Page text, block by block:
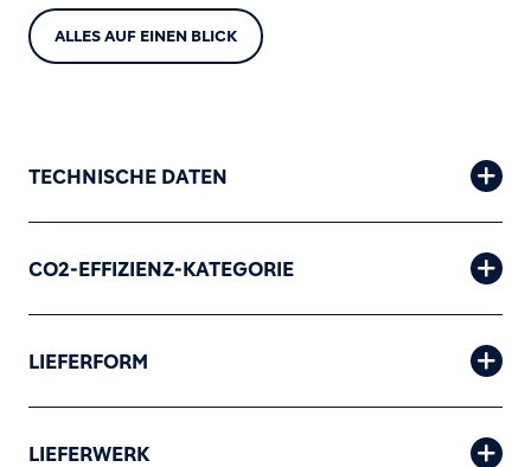
ALLES AUF EINEN BLICK
TECHNISCHE DATEN
CO2-EFFIZIENZ-KATEGORIE
LIEFERFORM
LIEFERWERK